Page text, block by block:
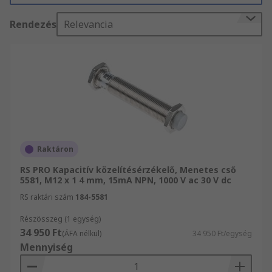
leggyakrabban használt típusai:
Hosszú élettartamú/strapabíró – Ezek az
rendelkeznek, amely védelmet biztosít a
kopással, külső behatással, maró hatású
folyadékokkal/oldószerekkel szemben,
valamint robbanásveszélyes
környezetekben is használhatók
Analóg kimenet – A fémtárgyak érzékelése
érzékelőtől mért távolságáról is szolgáltat
adatot
szűk helyeken történő használathoz
ideálisak
Nyomásálló – A nyomásálló érzékelők
Rendezés Relevancia
Raktáron
RS PRO Kapacitív közelítésérzékelő, Menetes cső
5581, M12 x 1 4 mm, 15mA NPN, 1000 V ac 30 V dc
RS raktári szám 184-5581
Részösszeg (1 egység)
34 950 Ft(ÁFA nélkül) 34 950 Ft/egység
Mennyiség